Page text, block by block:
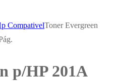
CompativelToner Evergreen
p/HP 201A